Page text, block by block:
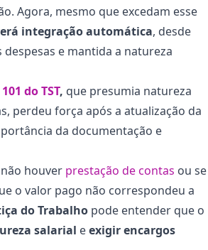
Agora, mesmo que excedam esse
integração automática, desde
e mantida a natureza
do TST, que presumia natureza
perdeu força após a atualização da
da documentação e
houver prestação de contas ou se
o valor pago não correspondeu a
do Trabalho pode entender que o
salarial eexigir encargos